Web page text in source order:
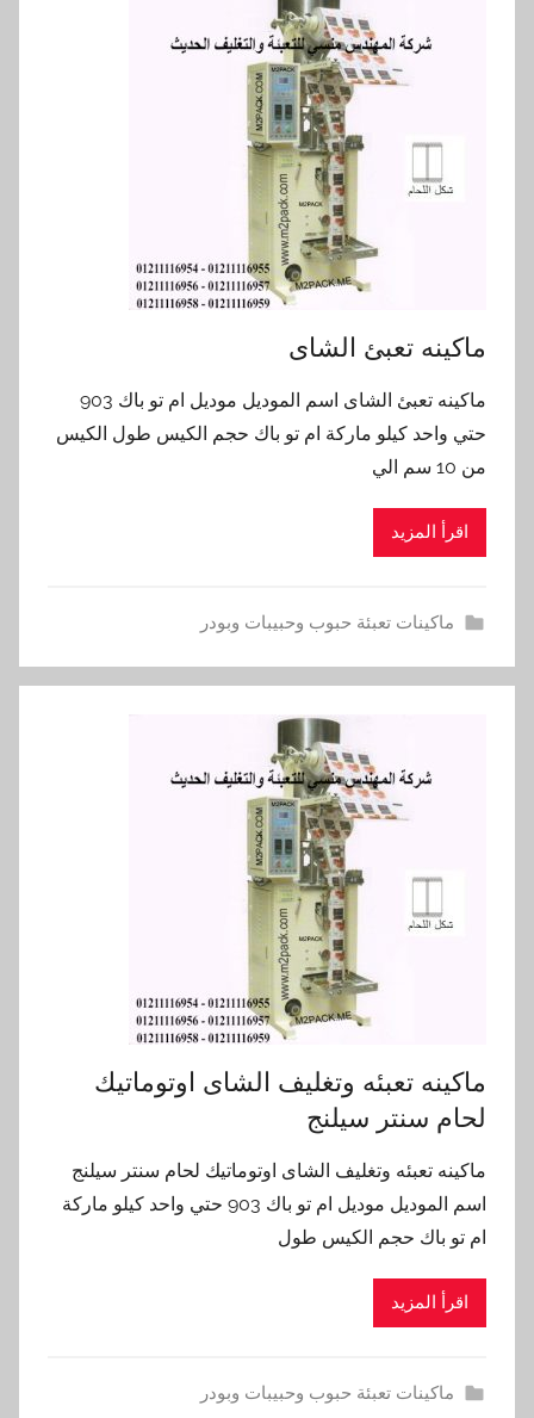
ماكينه تعبئ الشاى
ماكينه تعبئ الشاى اسم الموديل موديل ام تو باك 903
حتي واحد كيلو ماركة ام تو باك حجم الكيس طول الكيس
من 10 سم الي
اقرأ المزيد
ماكينات تعبئة حبوب وحبيبات وبودر
ماكينه تعبئه وتغليف الشاى اوتوماتيك
لحام سنتر سيلنج
ماكينه تعبئه وتغليف الشاى اوتوماتيك لحام سنتر سيلنج
اسم الموديل موديل ام تو باك 903 حتي واحد كيلو ماركة
ام تو باك حجم الكيس طول
اقرأ المزيد
ماكينات تعبئة حبوب وحبيبات وبودر